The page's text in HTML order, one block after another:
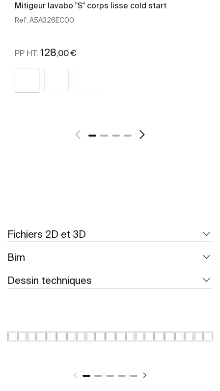
Mitigeur lavabo "S" corps lisse cold start
Ref: A5A326EC00
PP HT: 128,00 €
Fichiers 2D et 3D
Bim
Dessin techniques